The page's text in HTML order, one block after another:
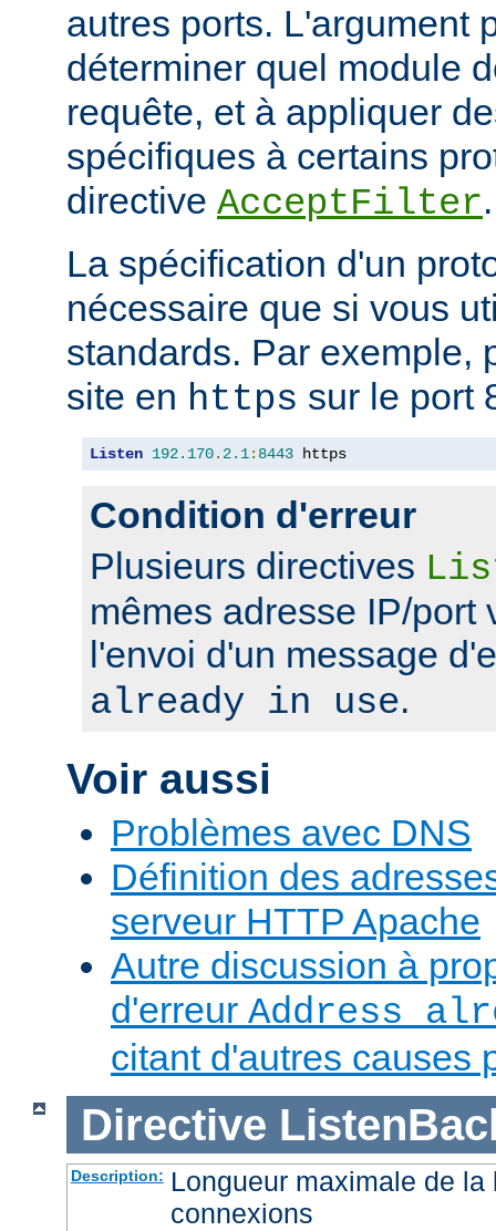
autres ports. L'argument
déterminer quel module
requête, et à appliquer
spécifiques à certains
directive AcceptFilter.
La spécification d'un
nécessaire que si vous
standards. Par exemple,
site en https sur le port
Listen 192.170. 2.1: 8443 https
Condition d'erreur
Plusieurs directives
mêmes adresse IP/port
l'envoi d'un message
already in use.
Voir aussi
Problèmes avec DNS
Définition des
serveur HTTP Apache
Autre discussion à
d'erreur Address
citant d'autres causes
Directive
Description: Longueur maximale de
connexions